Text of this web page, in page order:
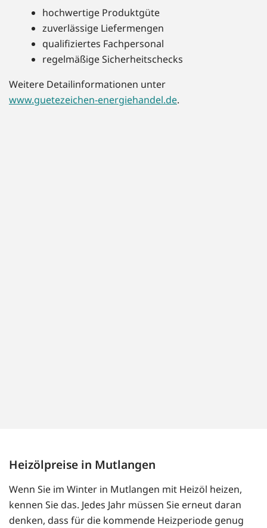
hochwertige Produktgüte
zuverlässige Liefermengen
qualifiziertes Fachpersonal
regelmäßige Sicherheitschecks
Weitere Detailinformationen unter
www.guetezeichen-energiehandel.de.
Heizölpreise in Mutlangen
Wenn Sie im Winter in Mutlangen mit Heizöl heizen,
kennen Sie das. Jedes Jahr müssen Sie erneut daran
denken, dass für die kommende Heizperiode genug